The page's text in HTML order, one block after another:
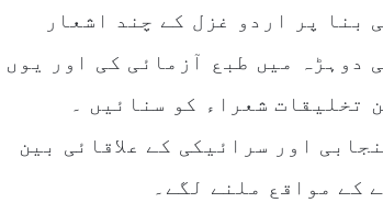
بنا پر اردو غزل کے چند اشعار
دوہڑہ میں طبع آزمائی کی اور یوں
تخلیقات شعراء کو سنائیں ۔
اور سرائیکی کے علاقائی بین
کے مواقع ملنے لگے۔